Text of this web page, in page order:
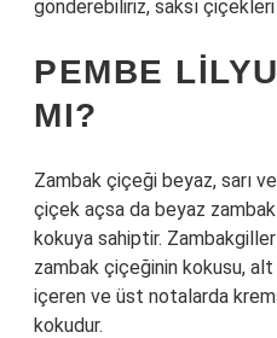
gönderebiliriz, saksı
PEMBE
MI?
Zambak çiçeği beyaz, sarı
çiçek açsa da beyaz
kokuya sahiptir.
zambak çiçeğinin kokusu,
içeren ve üst notalarda
kokudur.